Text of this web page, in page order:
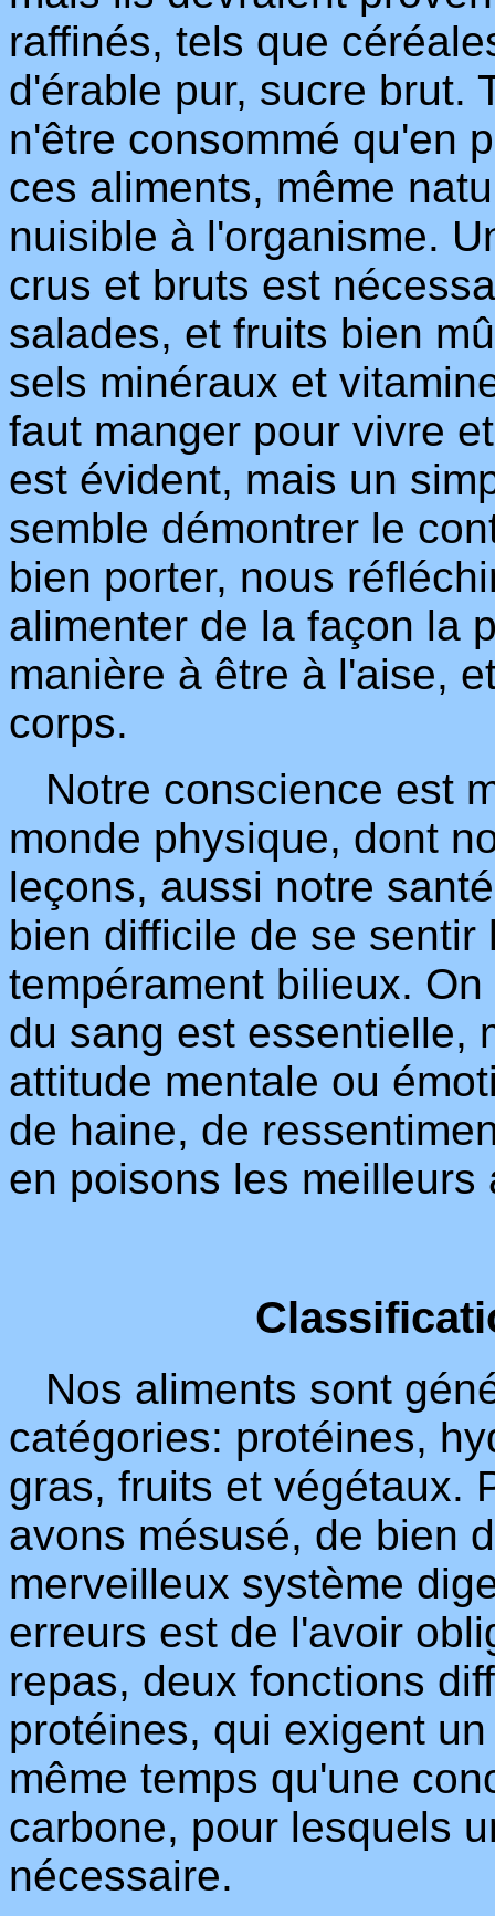
raffinés, tels que
d'érable pur, sucre brut.
n'être consommé qu'en
ces aliments, même
nuisible à l'organisme.
crus et bruts est
salades, et fruits bien
sels minéraux et
faut manger pour vivre
est évident, mais un
semble démontrer le
bien porter, nous
alimenter de la façon la
manière à être à l'aise,
corps.
Notre conscience est
monde physique, dont
leçons, aussi notre
bien difficile de se
tempérament bilieux.
du sang est essentielle,
attitude mentale ou
de haine, de
en poisons les meilleurs
Nos aliments sont
catégories: protéines,
gras, fruits et végétaux.
avons mésusé, de bien
merveilleux système
erreurs est de l'avoir
repas, deux fonctions
protéines, qui exigent
même temps qu'une
carbone, pour lesquels
nécessaire.